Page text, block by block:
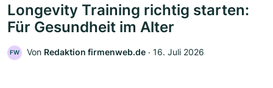
Longevity Training richtig starten:
Für Gesundheit im Alter
FW Von Redaktion firmenweb.de ‧ 16. Juli 2026